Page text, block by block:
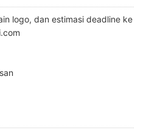
logo, dan estimasi deadline ke